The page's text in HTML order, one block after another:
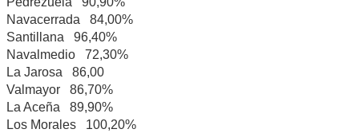
Navacerrada 84,00%
Santillana 96,40%
Navalmedio 72,30%
La Jarosa 86,00
Valmayor 86,70%
La Aceña 89,90%
Los Morales 100,20%